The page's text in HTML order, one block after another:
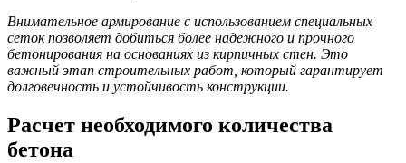
Внимательное армирование с использованием специальных
сеток позволяет добиться более надежного и прочного
бетонирования на основаниях из кирпичных стен. Это
важный этап строительных работ, который гарантирует
долговечность и устойчивость конструкции.
Расчет необходимого количества
бетона